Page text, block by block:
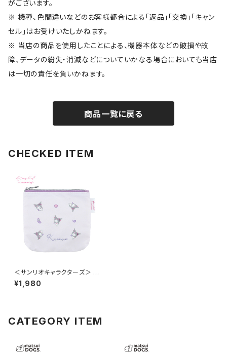
がございます。
※ 機種、色間違いなどのお客様都合による「返品」「交換」「キャン
セル」はお受けいたしかねます。
※ 当店の商品を使用したことによる、機器本体などの破損や故
障、データの紛失・消滅などについていかなる場合においても当店
は一切の責任を負いかねます。
商品一覧に戻る
CHECKED ITEM
＜サンリオキャラクターズ＞ ティ
ッシュポーチ クロミ LSR-P010
-B
¥1,980
CATEGORY ITEM